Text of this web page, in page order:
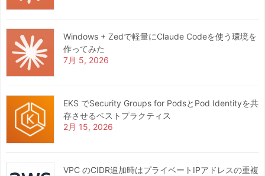
Windows + Zedで軽量にClaude Codeを使う環境を
作ってみた
7月 5, 2026
EKS でSecurity Groups for PodsとPod Identityを共
存させるベストプラクティス
2月 15, 2026
VPC のCIDR追加時はプライベートIPアドレスの重複